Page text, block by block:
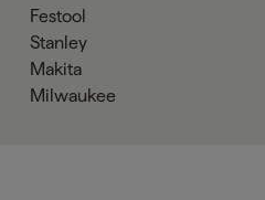
Festool
Stanley
Makita
Milwaukee